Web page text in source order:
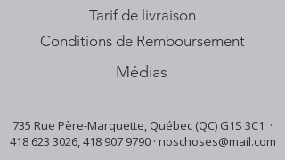
Tarif de livraison
Conditions de Remboursement
Médias
735 Rue Père-Marquette, Québec (QC) G1S 3C1 ·
418 623 3026,418 907 9790· noschoses@mail.com